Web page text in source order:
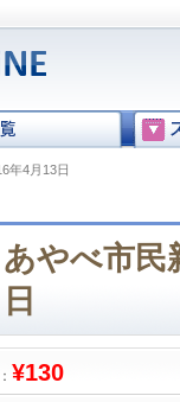
年4月13日
あやべ市民
日
¥130